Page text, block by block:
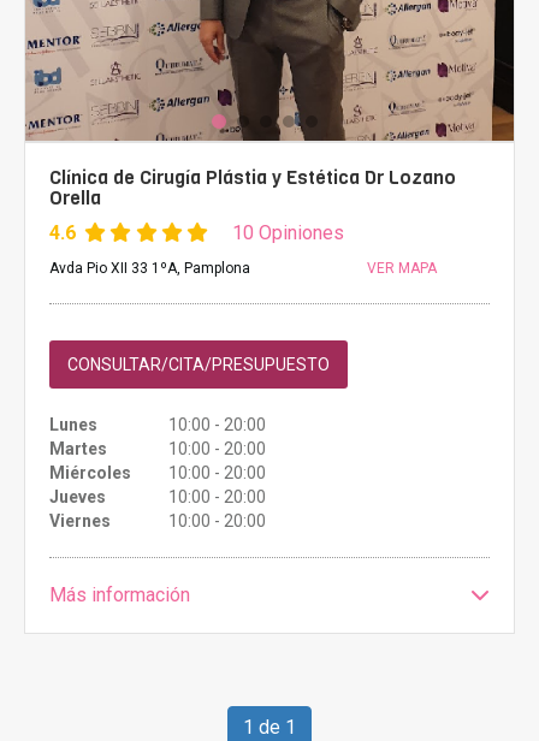
Clínica de Cirugía Plástia y Estética Dr Lozano
Orella
4.6 10 Opiniones
Avda Pio XII 33 1ºA, Pamplona VER MAPA
CONSULTAR/CITA/PRESUPUESTO
Lunes
10:00 - 20:00
Martes
10:00 - 20:00
Miércoles
10:00 - 20:00
Jueves
10:00 - 20:00
Viernes
10:00 - 20:00
Más información
1 de 1